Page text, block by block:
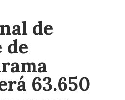
de
de
63.650